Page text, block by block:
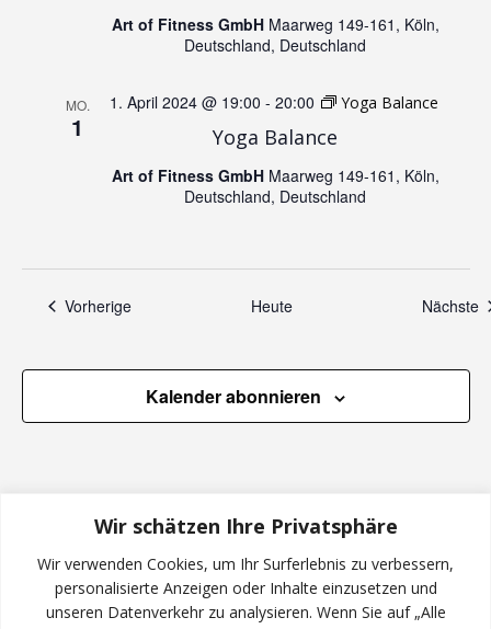
Wir schätzen Ihre Privatsphäre
Wir verwenden Cookies, um Ihr Surferlebnis zu verbessern,
personalisierte Anzeigen oder Inhalte einzusetzen und
unseren Datenverkehr zu analysieren. Wenn Sie auf „Alle
h
t
n
N
g
a
t
Art of Fitness GmbH Maarweg 149-161, Köln,
Deutschland, Deutschland
MO.
1 Yoga Balance
1. April 2024 @ 19:00 - 20:00 Yoga Balance
Art of Fitness GmbH Maarweg 149-161, Köln,
Deutschland, Deutschland
VorherigeVeranstaltungen Heute Nächste
Kalender abonnieren